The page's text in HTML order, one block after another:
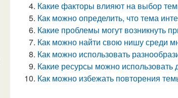
Какие факторы влияют на выбор
Как можно определить, что тема
Какие проблемы могут возникнуть
Как можно найти свою нишу среди
Как можно использовать
Какие ресурсы можно использовать
Как можно избежать повторения